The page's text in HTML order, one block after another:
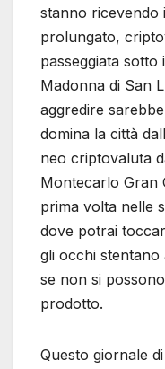
stanno ricevendo
prolungato,
passeggiata
Madonna di San
aggredire
domina la città
neo criptovaluta
Montecarlo Gran
prima volta nelle
dove potrai
gli occhi stentano
se non si
prodotto.
Questo giornale